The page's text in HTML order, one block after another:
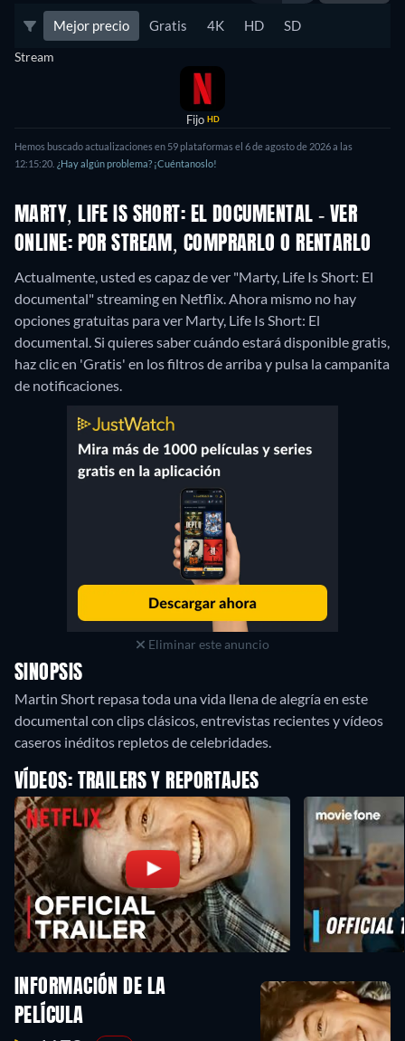
Mejor precio Gratis 4K HD SD
Stream
Fijo HD
Hemos buscado actualizaciones en 59 plataformas el 6 de agosto de 2026 a las
12:15:20. ¿Hay algún problema? ¡Cuéntanoslo!
MARTY, LIFE IS SHORT: EL DOCUMENTAL - VER
ONLINE: POR STREAM, COMPRARLO O RENTARLO
Actualmente, usted es capaz de ver "Marty, Life Is Short: El
documental" streaming en Netflix.Ahora mismo no hay
opciones gratuitas para ver Marty, Life Is Short: El
documental. Si quieres saber cuándo estará disponible gratis,
haz clic en 'Gratis' en los filtros de arriba y pulsa la campanita
de notificaciones.
Eliminar este anuncio
SINOPSIS
Martin Short repasa toda una vida llena de alegría en este
documental con clips clásicos, entrevistas recientes y vídeos
caseros inéditos repletos de celebridades.
VÍDEOS: TRAILERS Y REPORTAJES
INFORMACIÓN DE LA
PELÍCULA